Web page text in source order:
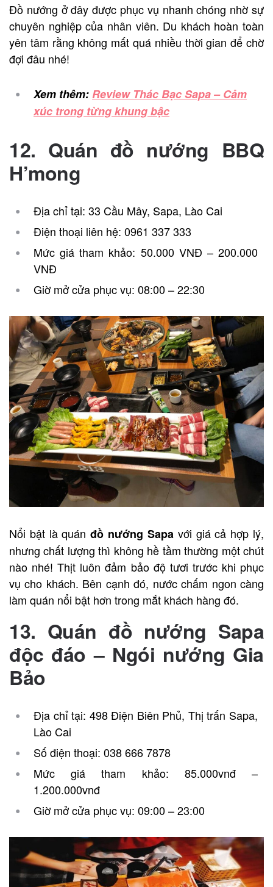
Đồ nướng ở đây được phục vụ nhanh chóng nhờ sự
chuyên nghiệp của nhân viên. Du khách hoàn toàn
yên tâm rằng không mất quá nhiều thời gian để chờ
đợi đâu nhé!
Xem thêm:Review Thác Bạc Sapa – Cảm
xúc trong từng khung bậc
12. Quán đồ nướng BBQ
H’mong
Địa chỉ tại: 33 Cầu Mây, Sapa, Lào Cai
Điện thoại liên hệ: 0961 337 333
Mức giá tham khảo: 50.000 VNĐ – 200.000
VNĐ
Giờ mở cửa phục vụ: 08:00 – 22:30
Nổi bật là quán đồ nướng Sapavới giá cả hợp lý,
nhưng chất lượng thì không hề tầm thường một chút
nào nhé! Thịt luôn đảm bảo độ tươi trước khi phục
vụ cho khách. Bên cạnh đó, nước chấm ngon càng
làm quán nổi bật hơn trong mắt khách hàng đó.
13. Quán đồ nướng Sapa
độc đáo – Ngói nướng Gia
Bảo
Địa chỉ tại: 498 Điện Biên Phủ, Thị trấn Sapa,
Lào Cai
Số điện thoại: 038 666 7878
Mức giá tham khảo: 85.000vnđ –
1.200.000vnđ
Giờ mở cửa phục vụ: 09:00 – 23:00